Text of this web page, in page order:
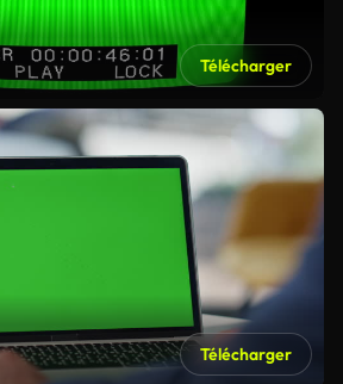
Télécharger
Télécharger